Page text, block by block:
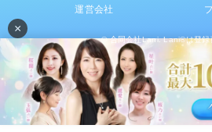
×
運営会社
© 合同会社Lani. Lani®は登録